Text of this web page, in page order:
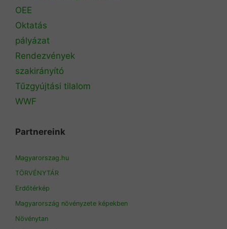
OEE
Oktatás
pályázat
Rendezvények
szakirányító
Tűzgyújtási tilalom
WWF
Partnereink
Magyarorszag.hu
TÖRVÉNYTÁR
Erdőtérkép
Magyarország növényzete képekben
Növénytan